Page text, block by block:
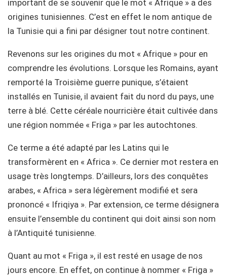
important de se souvenir que le mot « Afrique » a des
origines tunisiennes. C’est en effet le nom antique de
la Tunisie qui a fini par désigner tout notre continent.
Revenons sur les origines du mot « Afrique » pour en
comprendre les évolutions. Lorsque les Romains, ayant
remporté la Troisième guerre punique, s’étaient
installés en Tunisie, il avaient fait du nord du pays, une
terre à blé. Cette céréale nourricière était cultivée dans
une région nommée « Friga » par les autochtones.
Ce terme a été adapté par les Latins qui le
transformèrent en « Africa ». Ce dernier mot restera en
usage très longtemps. D’ailleurs, lors des conquêtes
arabes, « Africa » sera légèrement modifié et sera
prononcé « Ifriqiya ». Par extension, ce terme désignera
ensuite l’ensemble du continent qui doit ainsi son nom
à l’Antiquité tunisienne.
Quant au mot « Friga », il est resté en usage de nos
jours encore. En effet, on continue à nommer « Friga »